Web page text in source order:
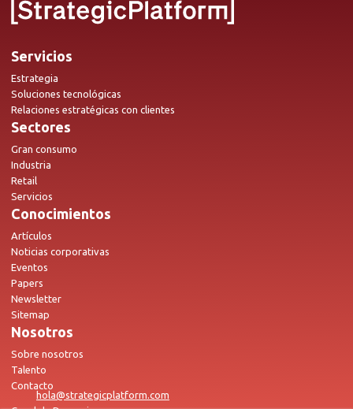
Servicios
Estrategia
Soluciones tecnológicas
Relaciones estratégicas con clientes
Sectores
Gran consumo
Industria
Retail
Servicios
Conocimientos
Artículos
Noticias corporativas
Eventos
Papers
Newsletter
Sitemap
Nosotros
Sobre nosotros
Talento
Contacto
hola@strategicplatform.com